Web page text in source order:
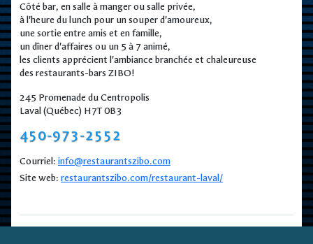
Côté bar, en salle à manger ou salle privée,
à l'heure du lunch pour un souper d'amoureux,
une sortie entre amis et en famille,
un dîner d'affaires ou un 5 à 7 animé,
les clients apprécient l'ambiance branchée et chaleureuse
des restaurants-bars ZIBO!
245 Promenade du Centropolis
Laval (Québec) H7T 0B3
450-973-2552
Courriel: info@restaurantszibo.com
Site web: restaurantszibo.com/restaurant-laval/